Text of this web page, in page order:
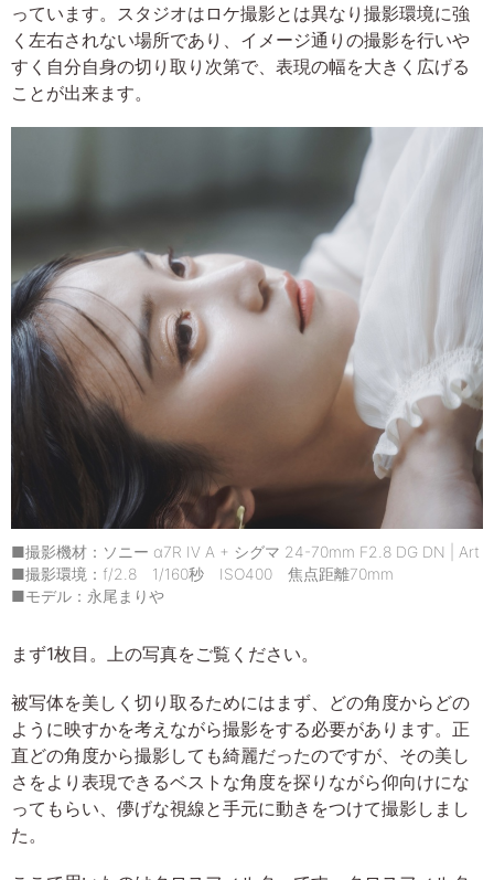
っています。スタジオはロケ撮影とは異なり撮影環境に強
く左右されない場所であり、イメージ通りの撮影を行いや
すく自分自身の切り取り次第で、表現の幅を大きく広げる
ことが出来ます。
■撮影機材：ソニー α7R IV A + シグマ 24-70mm F2.8 DG DN | Art
■撮影環境：f/2.8 1/160秒 ISO400 焦点距離70mm
■モデル：永尾まりや
まず1枚目。上の写真をご覧ください。
被写体を美しく切り取るためにはまず、どの角度からどの
ように映すかを考えながら撮影をする必要があります。正
直どの角度から撮影しても綺麗だったのですが、その美し
さをより表現できるベストな角度を探りながら仰向けにな
ってもらい、儚げな視線と手元に動きをつけて撮影しまし
た。